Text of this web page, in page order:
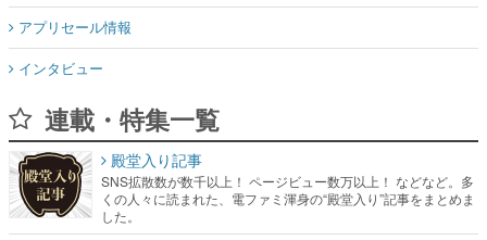
アプリセール情報
インタビュー
連載・特集一覧
殿堂入り記事
SNS拡散数が数千以上！ ページビュー数万以上！ などなど。多
くの人々に読まれた、電ファミ渾身の“殿堂入り”記事をまとめま
した。